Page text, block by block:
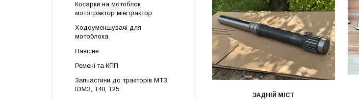
ЗАДНІЙ МІСТ
Косарки на мотоблок
мототрактор мінітрактор
Ходоуменшувачі для
мотоблока
Навісне
Ремені та КПП
Запчастини до тракторів МТЗ,
ЮМЗ, Т40, Т25